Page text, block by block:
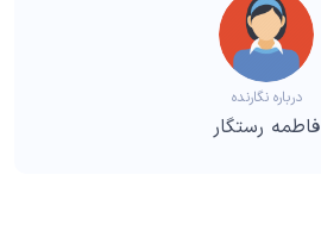
درباره نگارنده
فاطمه رستگار